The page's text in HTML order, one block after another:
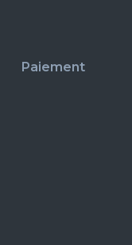
Paiement